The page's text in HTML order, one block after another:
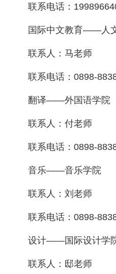
联系电话：
国际中文教育——人
联系人：马老师
联系电话：0898-
翻译——外国语学院
联系人：付老师
联系电话：0898-
音乐——音乐学院
联系人：刘老师
联系电话：0898-
设计——国际设计学
联系人：邸老师